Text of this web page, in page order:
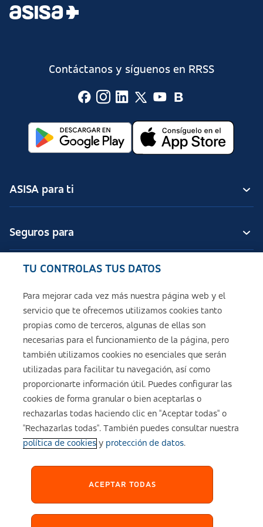
ofrecerte la mejor atención para que estés donde estés,
Contáctanos y síguenos en RRSS
ASISA para ti
Seguros para
Seguros de ASISA
Sobre ASISA
Política de cookies
Configuración de cookies
Política de Privacidad
Accesibilidad
TU CONTROLAS TUS DATOS
Para mejorar cada vez más nuestra página web y el
servicio que te ofrecemos utilizamos cookies tanto
propias como de terceros, algunas de ellas son
necesarias para el funcionamiento de la página, pero
también utilizamos cookies no esenciales que serán
utilizadas para facilitar tu navegación, así como
proporcionarte información útil. Puedes configurar las
cookies de forma granular o bien aceptarlas o
rechazarlas todas haciendo clic en "Aceptar todas" o
"Rechazarlas todas". También puedes consultar nuestra
política de cookiesy protección de datos.
ACEPTAR TODAS